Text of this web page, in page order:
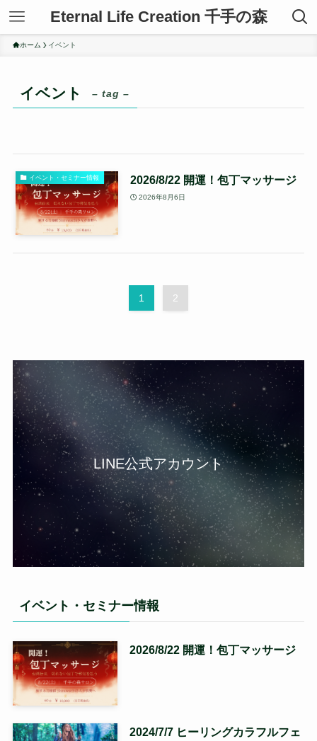
Eternal Life Creation 千手の森
ホーム イベント
イベント – tag –
イベント・セミナー情報 2026/8/22 開運！包丁マッサージ
2026年8月6日
1 2
LINE公式アカウント
イベント・セミナー情報
2026/8/22 開運！包丁マッサージ
2024/7/7 ヒーリングカラフルフェ